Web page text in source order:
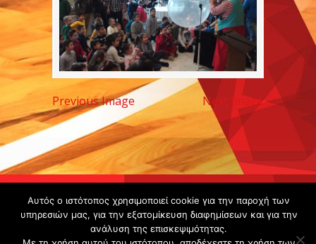
Previous Image Next Image
Copyright ©
2020 -
Gsperamatosermis.gr
Αυτός ο ιστότοπος χρησιμοποιεί cookie για την παροχή των
υπηρεσιών μας, για την εξατομίκευση διαφημίσεων και για την
ανάλυση της επισκεψιμότητας.